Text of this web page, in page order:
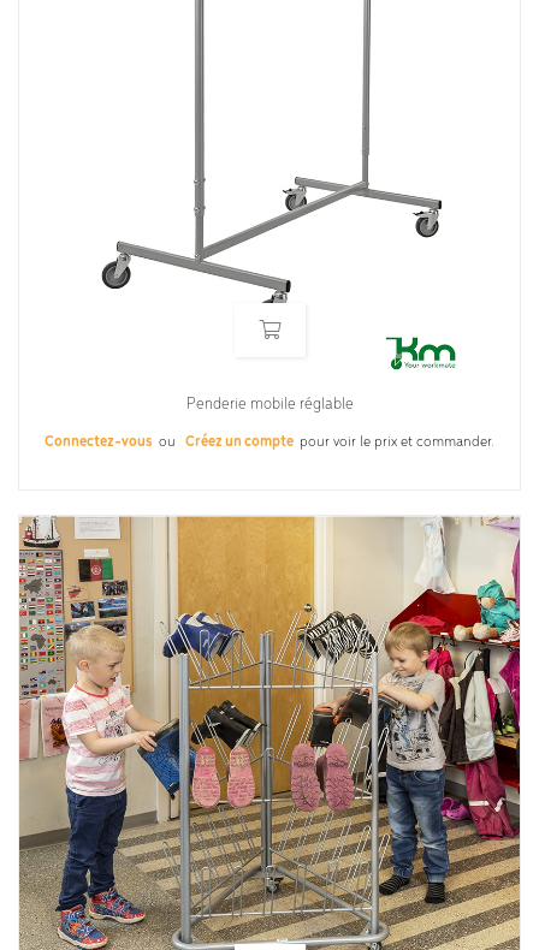
Penderie mobile réglable
Connectez-vous ou Créez un compte pour voir le prix et commander.